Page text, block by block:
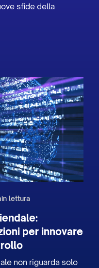
sfide della
lettura
per innovare
non riguarda solo